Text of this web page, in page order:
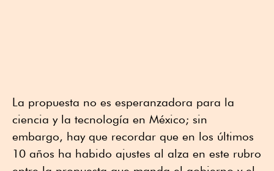
La propuesta no es esperanzadora para la
ciencia y la tecnología en México; sin
embargo, hay que recordar que en los últimos
10 años ha habido ajustes al alza en este rubro